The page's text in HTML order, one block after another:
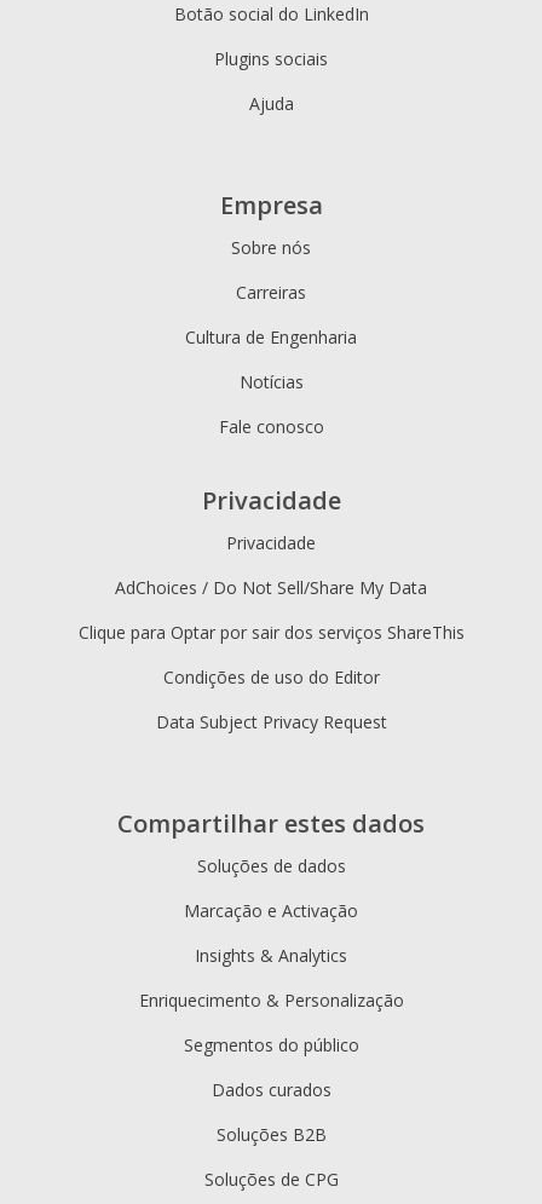
Botão social do LinkedIn
Plugins sociais
Ajuda
Compartilhar estes dados
Soluções de dados
Marcação e Activação
Insights & Analytics
Enriquecimento & Personalização
Segmentos do público
Dados curados
Soluções B2B
Soluções de CPG
Empresa
Sobre nós
Carreiras
Cultura de Engenharia
Notícias
Fale conosco
Privacidade
Privacidade
AdChoices / Do Not Sell/Share My Data
Clique para Optar por sair dos serviços ShareThis
Condições de uso do Editor
Data Subject Privacy Request